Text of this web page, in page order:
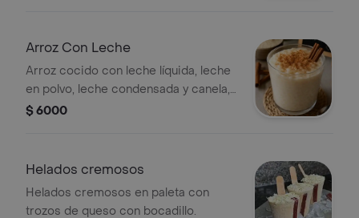
Arroz Con Leche
Arroz cocido con leche líquida, leche
en polvo, leche condensada y canela,
un postre tradicional hecho
$ 6000
Helados cremosos
Helados cremosos en paleta con
trozos de queso con bocadillo.